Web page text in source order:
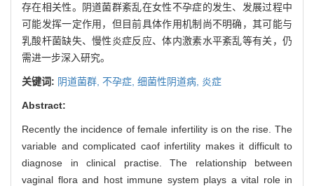
存在相关性。阴道菌群紊乱在女性不孕症的发生、发展过程中
可能发挥一定作用，但目前具体作用机制尚不明确，其可能与
乳酸杆菌缺失、慢性炎症反应、体内激素水平紊乱等有关，仍
需进一步深入研究。
关键词: 阴道菌群, 不孕症, 细菌性阴道病, 炎症
Abstract:
Recently the incidence of female infertility is on the rise. The
variable and complicated caof infertility makes it difficult to
diagnose in clinical practise. The relationship between
vaginal flora and host immune system plays a vital role in